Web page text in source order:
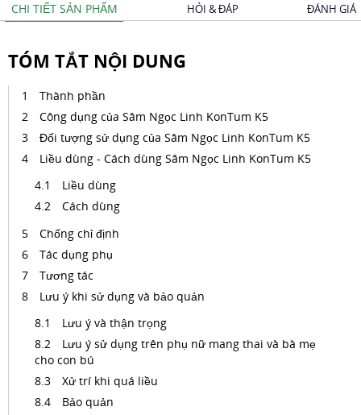
CHI TIẾT SẢN PHẨM HỎI & ĐÁP ĐÁNH GIÁ
TÓM TẮT NỘI DUNG
Thành phần
Công dụng của Sâm Ngọc Linh KonTum K5
Đối tượng sử dụng của Sâm Ngọc Linh KonTum K5
Liều dùng - Cách dùng Sâm Ngọc Linh KonTum K5
Liều dùng
Cách dùng
Chống chỉ định
Tác dụng phụ
Tương tác
Lưu ý khi sử dụng và bảo quản
Lưu ý và thận trọng
Lưu ý sử dụng trên phụ nữ mang thai và bà mẹ
cho con bú
Xử trí khi quá liều
Bảo quản